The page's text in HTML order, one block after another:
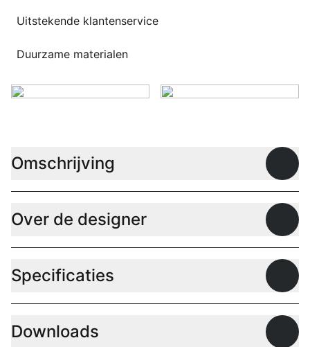
Taalkeuze
Uitstekende klantenservice
Duurzame materialen
Omschrijving
Over de designer
Specificaties
Downloads